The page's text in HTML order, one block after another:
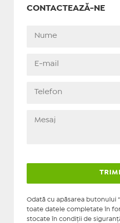
CONTACTEAZĂ-NE
Odată cu apăsarea butonului
toate datele completate în
stocate în condiţii de